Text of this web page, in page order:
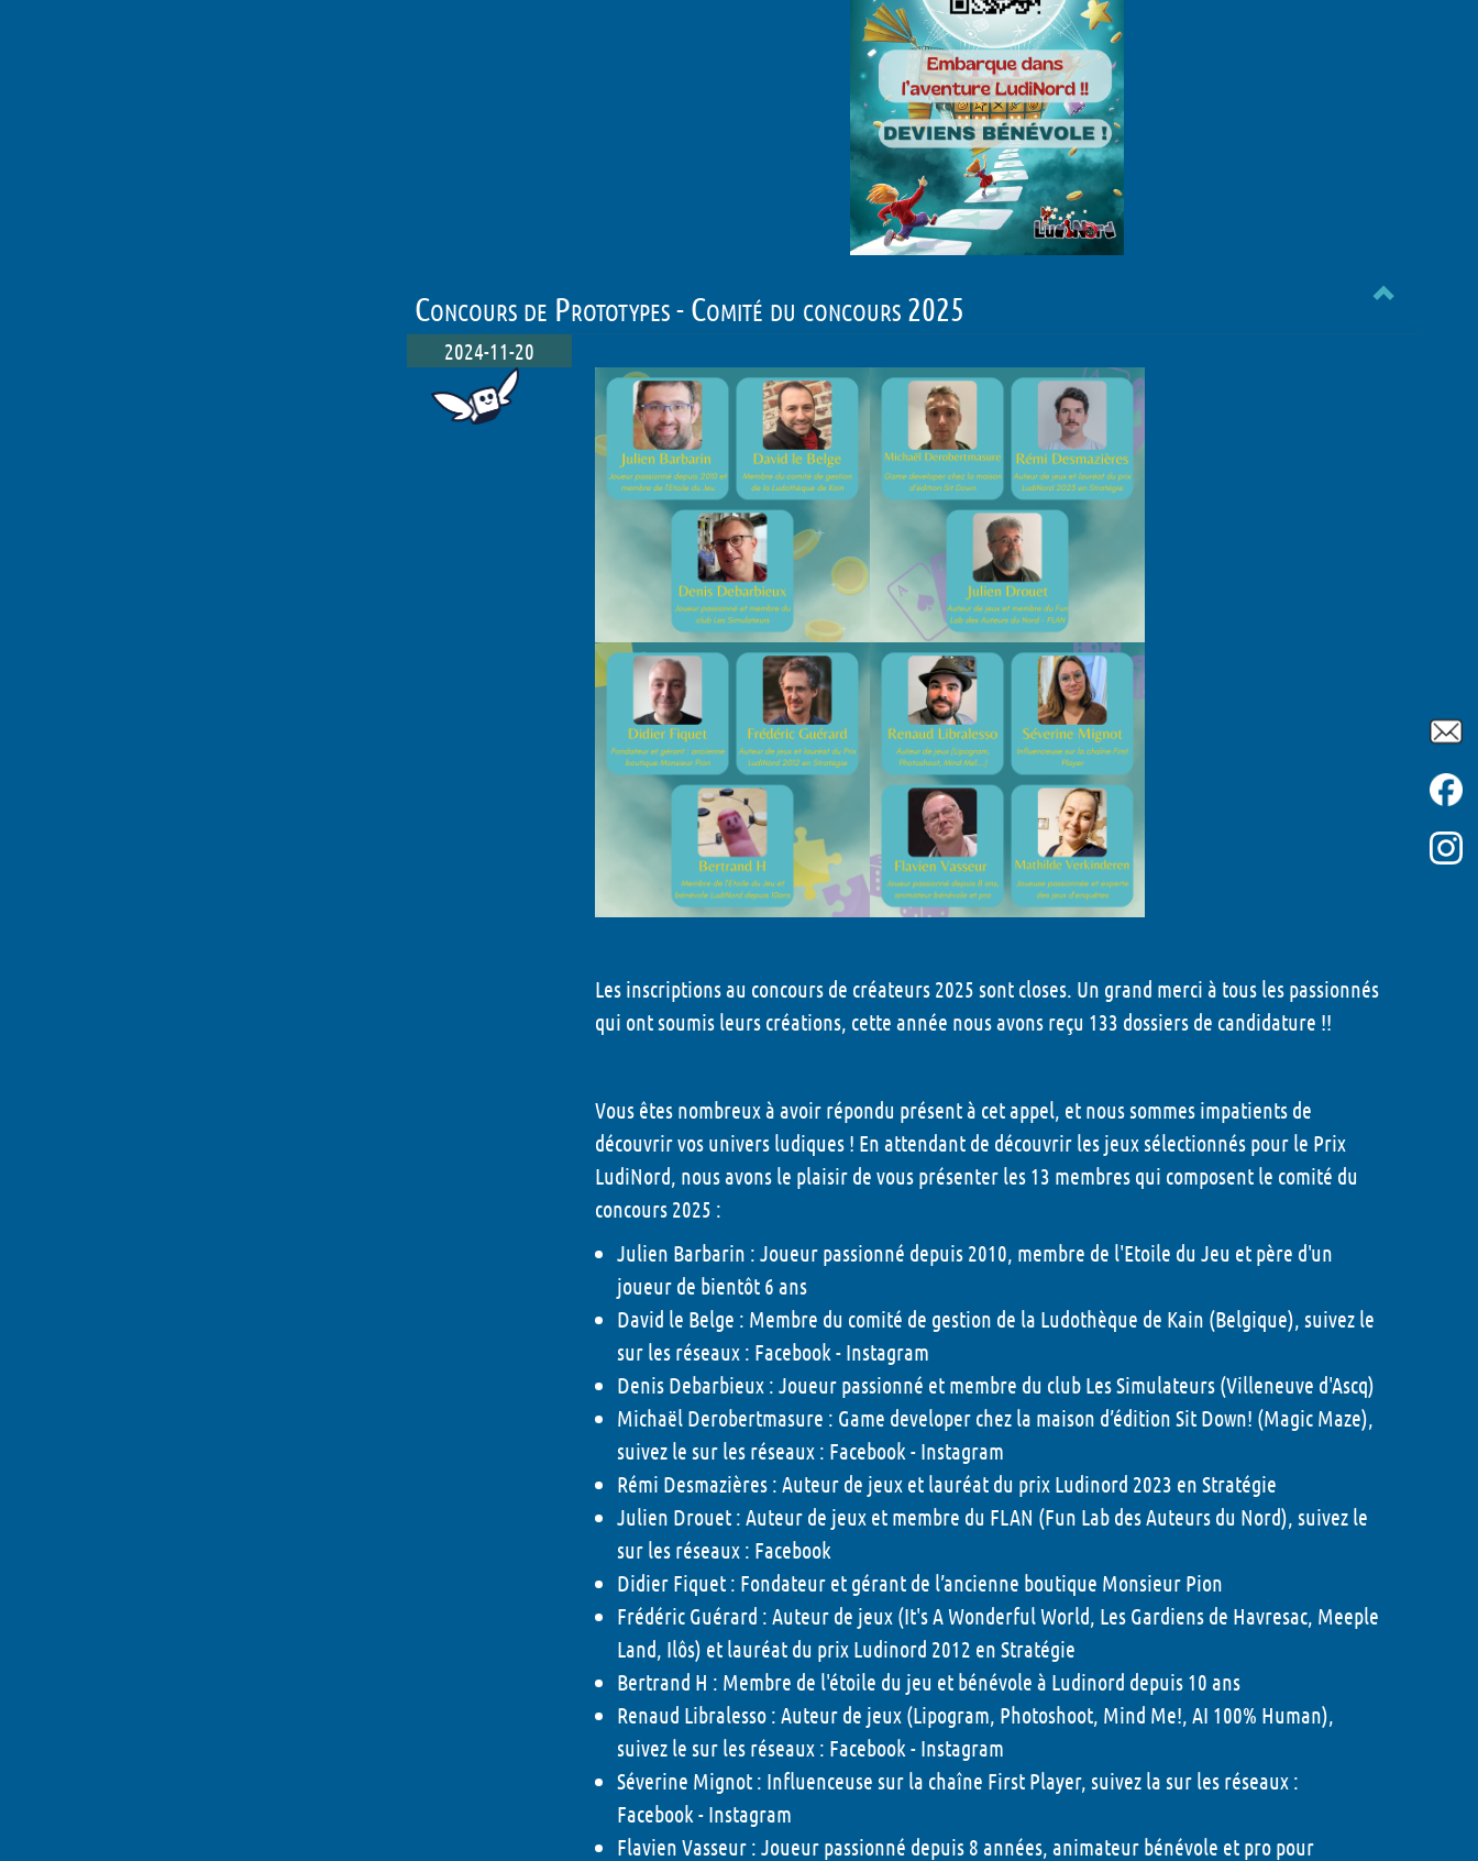
Concours de Prototypes - Comité du concours 2025
2024-11-20
Les inscriptions au concours de créateurs 2025 sont closes. Un grand merci à tous les passionnés
qui ont soumis leurs créations, cette année nous avons reçu 133 dossiers de candidature !!
Vous êtes nombreux à avoir répondu présent à cet appel, et nous sommes impatients de
découvrir vos univers ludiques ! En attendant de découvrir les jeux sélectionnés pour le Prix
LudiNord, nous avons le plaisir de vous présenter les 13 membres qui composent le comité du
concours 2025 :
Julien Barbarin : Joueur passionné depuis 2010, membre de l'Etoile du Jeu et père d'un
joueur de bientôt 6 ans
David le Belge : Membre du comité de gestion de la Ludothèque de Kain (Belgique), suivez le
sur les réseaux : Facebook - Instagram
Denis Debarbieux : Joueur passionné et membre du club Les Simulateurs (Villeneuve d'Ascq)
Michaël Derobertmasure : Game developer chez la maison d’édition Sit Down! (Magic Maze),
suivez le sur les réseaux : Facebook - Instagram
Rémi Desmazières : Auteur de jeux et lauréat du prix Ludinord 2023 en Stratégie
Julien Drouet : Auteur de jeux et membre du FLAN (Fun Lab des Auteurs du Nord), suivez le
sur les réseaux : Facebook
Didier Fiquet : Fondateur et gérant de l’ancienne boutique Monsieur Pion
Frédéric Guérard : Auteur de jeux (It's A Wonderful World, Les Gardiens de Havresac, Meeple
Land, Ilôs) et lauréat du prix Ludinord 2012 en Stratégie
Bertrand H : Membre de l'étoile du jeu et bénévole à Ludinord depuis 10 ans
Renaud Libralesso : Auteur de jeux (Lipogram, Photoshoot, Mind Me!, AI 100% Human),
suivez le sur les réseaux : Facebook - Instagram
Séverine Mignot : Influenceuse sur la chaîne First Player, suivez la sur les réseaux :
Facebook - Instagram
Flavien Vasseur : Joueur passionné depuis 8 années, animateur bénévole et pro pour